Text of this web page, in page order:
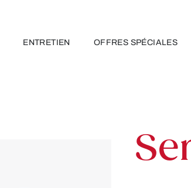
ENTRETIEN OFFRES SPÉCIALES